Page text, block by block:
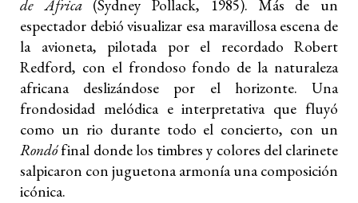
de África(Sydney Pollack, 1985). Más de un
espectador debió visualizar esa maravillosa escena de
la avioneta, pilotada por el recordado Robert
Redford, con el frondoso fondo de la naturaleza
africana deslizándose por el horizonte. Una
frondosidad melódica e interpretativa que fluyó
como un rio durante todo el concierto, con un
Rondófinal donde los timbres y colores del clarinete
salpicaron con juguetona armonía una composición
icónica.